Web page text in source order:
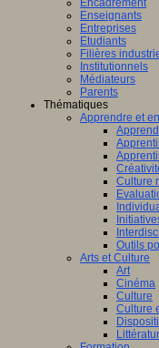
Encadrement
Enseignants
Entreprises
Etudiants
Filières
Institutionnels
Médiateurs
Parents
Thématiques
Apprendre et
Culture
Outils
Arts et Culture
Art
Cinéma
Culture
Culture